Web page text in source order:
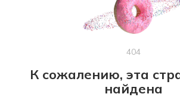
404
К сожалению, эта
найдена